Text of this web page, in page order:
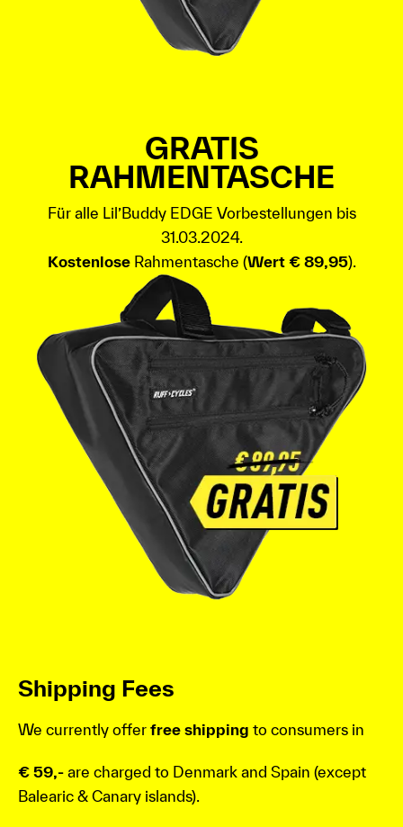
GRATIS
RAHMENTASCHE
Für alle Lil’Buddy EDGE Vorbestellungen bis
31.03.2024.
KostenloseRahmentasche (Wert € 89,95).
Shipping Fees
We currently offer free shipping to consumers in
€ 59,- are charged to Denmark and Spain (except
Balearic & Canary islands).